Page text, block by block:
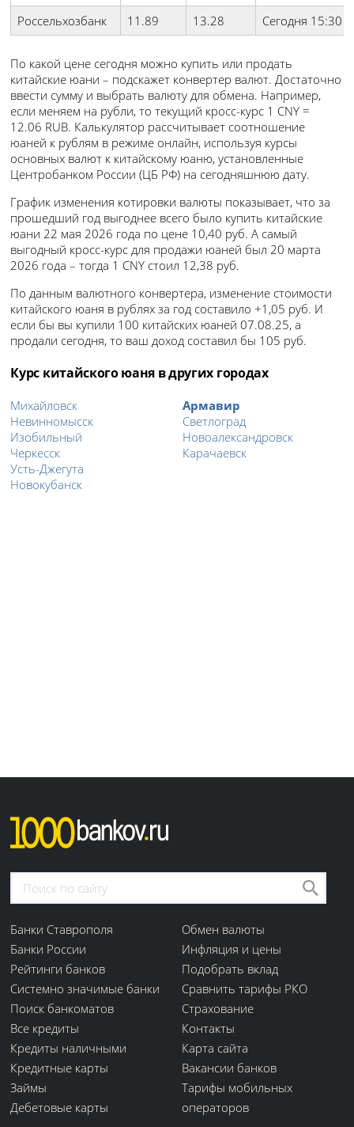
Россельхозбанк
11.89 13.28 Сегодня 15:30
По какой цене сегодня можно купить или продать
китайские юани – подскажет конвертер валют. Достаточно
ввести сумму и выбрать валюту для обмена. Например,
если меняем на рубли, то текущий кросс-курс 1 CNY =
12.06 RUB. Калькулятор рассчитывает соотношение
юаней к рублям в режиме онлайн, используя курсы
основных валют к китайскому юаню, установленные
Центробанком России (ЦБ РФ) на сегодняшнюю дату.
График изменения котировки валюты показывает, что за
прошедший год выгоднее всего было купить китайские
юани 22 мая 2026 года по цене 10,40 руб. А самый
выгодный кросс-курс для продажи юаней был 20 марта
2026 года – тогда 1 CNY стоил 12,38 руб.
По данным валютного конвертера, изменение стоимости
китайского юаня в рублях за год составило +1,05 руб. И
если бы вы купили 100 китайских юаней 07.08.25, а
продали сегодня, то ваш доход составил бы 105 руб.
Курс китайского юаня в других городах
Михайловск
Невинномысск
Изобильный
Черкесск
Усть-Джегута
Новокубанск
Армавир
Светлоград
Новоалександровск
Карачаевск
Банки Ставрополя
Банки России
Рейтинги банков
Системно значимые банки
Поиск банкоматов
Все кредиты
Кредиты наличными
Кредитные карты
Займы
Дебетовые карты
Обмен валюты
Инфляция и цены
Подобрать вклад
Сравнить тарифы РКО
Страхование
Контакты
Карта сайта
Вакансии банков
Тарифы мобильных
операторов